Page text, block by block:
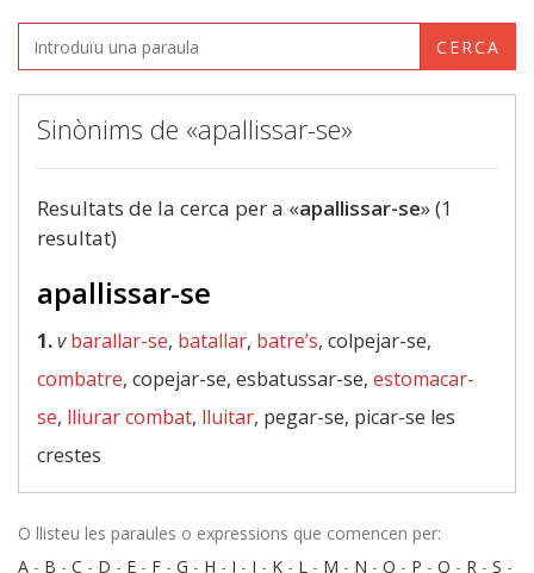
CERCA
Sinònims de «apallissar-se»
Resultats de la cerca per a «apallissar-se» (1
resultat)
apallissar-se
1.v barallar-se, batallar, batre’s, colpejar-se,
combatre, copejar-se, esbatussar-se, estomacar-
se, lliurar combat, lluitar, pegar-se, picar-se les
crestes
O llisteu les paraules o expressions que comencen per:
A - B - C - D - E - F - G - H - I - J - K - L - M - N - O - P - Q - R - S -